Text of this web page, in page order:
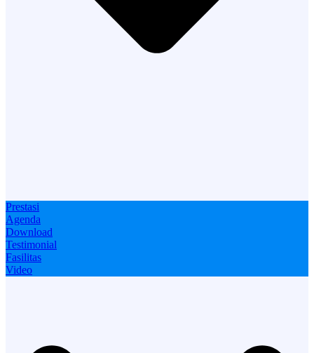
Prestasi
Agenda
Download
Testimonial
Fasilitas
Video